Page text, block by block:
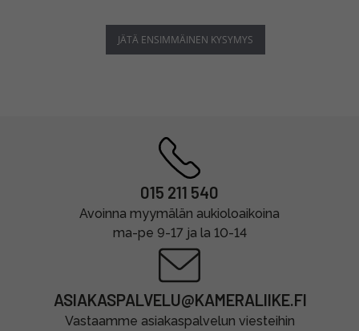
JÄTÄ ENSIMMÄINEN KYSYMYS
015 211 540
Avoinna myymälän aukioloaikoina
ma-pe 9-17 ja la 10-14
ASIAKASPALVELU@KAMERALIIKE.FI
Vastaamme asiakaspalvelun viesteihin